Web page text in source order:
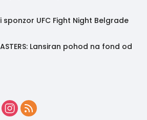
UFC Fight Night Belgrade
Lansiran pohod na fond od